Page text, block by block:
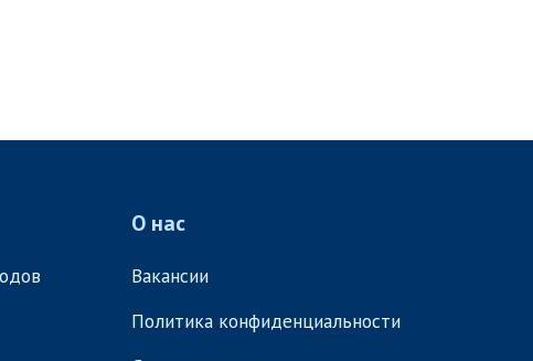
О нас
Вакансии
Политика конфиденциальности